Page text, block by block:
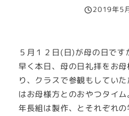
投稿日
2019年5
５月１２日(日)が母の日です
早く本日、母の日礼拝をお
り、クラスで参観もしてい
はお母様方とのおやつタイム
年長組は製作、とそれぞれ